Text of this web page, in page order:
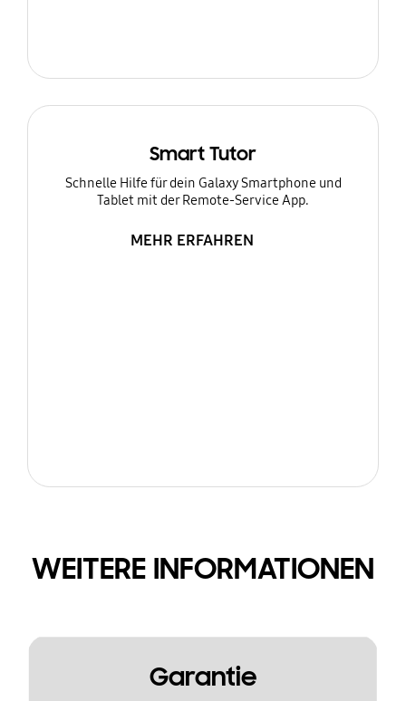
Smart Tutor
Schnelle Hilfe für dein Galaxy Smartphone und
Tablet mit der Remote-Service App.
MEHR ERFAHREN
WEITERE INFORMATIONEN
Garantie